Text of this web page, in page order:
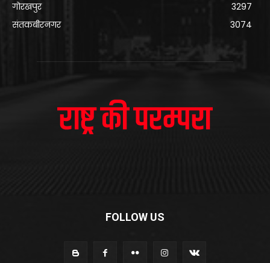
गोरखपुर
3297
संतकबीरनगर
3074
FOLLOW US